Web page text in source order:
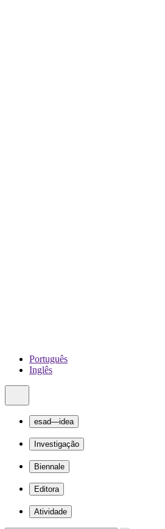
Português
Inglês
esad—idea
Investigação
Biennale
Editora
Atividade